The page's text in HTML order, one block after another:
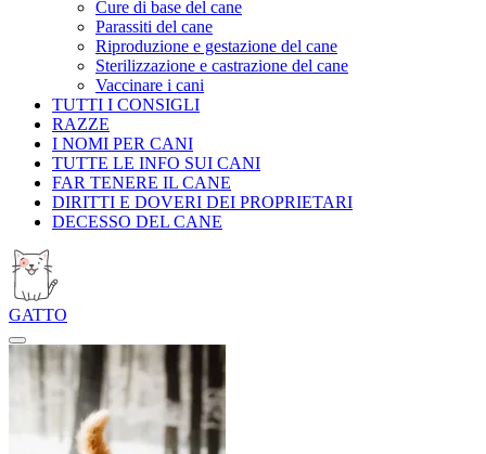
Cure di base del cane
Parassiti del cane
Riproduzione e gestazione del cane
Sterilizzazione e castrazione del cane
Vaccinare i cani
TUTTI I CONSIGLI
RAZZE
I NOMI PER CANI
TUTTE LE INFO SUI CANI
FAR TENERE IL CANE
DIRITTI E DOVERI DEI PROPRIETARI
DECESSO DEL CANE
GATTO